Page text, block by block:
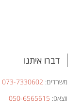
דברו איתנו
משרדים: 073-7330602
ווצאפ: 050-6565615